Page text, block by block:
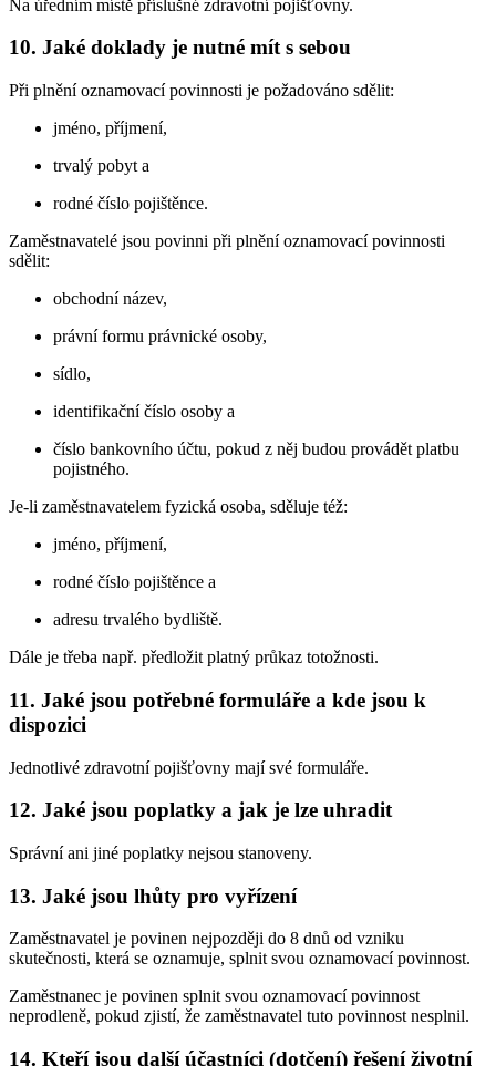
Na úředním místě příslušné zdravotní pojišťovny.
10. Jaké doklady je nutné mít s sebou
Při plnění oznamovací povinnosti je požadováno sdělit:
jméno, příjmení,
trvalý pobyt a
rodné číslo pojištěnce.
Zaměstnavatelé jsou povinni při plnění oznamovací povinnosti
sdělit:
obchodní název,
právní formu právnické osoby,
sídlo,
identifikační číslo osoby a
číslo bankovního účtu, pokud z něj budou provádět platbu
pojistného.
Je-li zaměstnavatelem fyzická osoba, sděluje též:
jméno, příjmení,
rodné číslo pojištěnce a
adresu trvalého bydliště.
Dále je třeba např. předložit platný průkaz totožnosti.
11. Jaké jsou potřebné formuláře a kde jsou k
dispozici
Jednotlivé zdravotní pojišťovny mají své formuláře.
12. Jaké jsou poplatky a jak je lze uhradit
Správní ani jiné poplatky nejsou stanoveny.
13. Jaké jsou lhůty pro vyřízení
Zaměstnavatel je povinen nejpozději do 8 dnů od vzniku
skutečnosti, která se oznamuje, splnit svou oznamovací povinnost.
Zaměstnanec je povinen splnit svou oznamovací povinnost
neprodleně, pokud zjistí, že zaměstnavatel tuto povinnost nesplnil.
14. Kteří jsou další účastníci (dotčení) řešení životní